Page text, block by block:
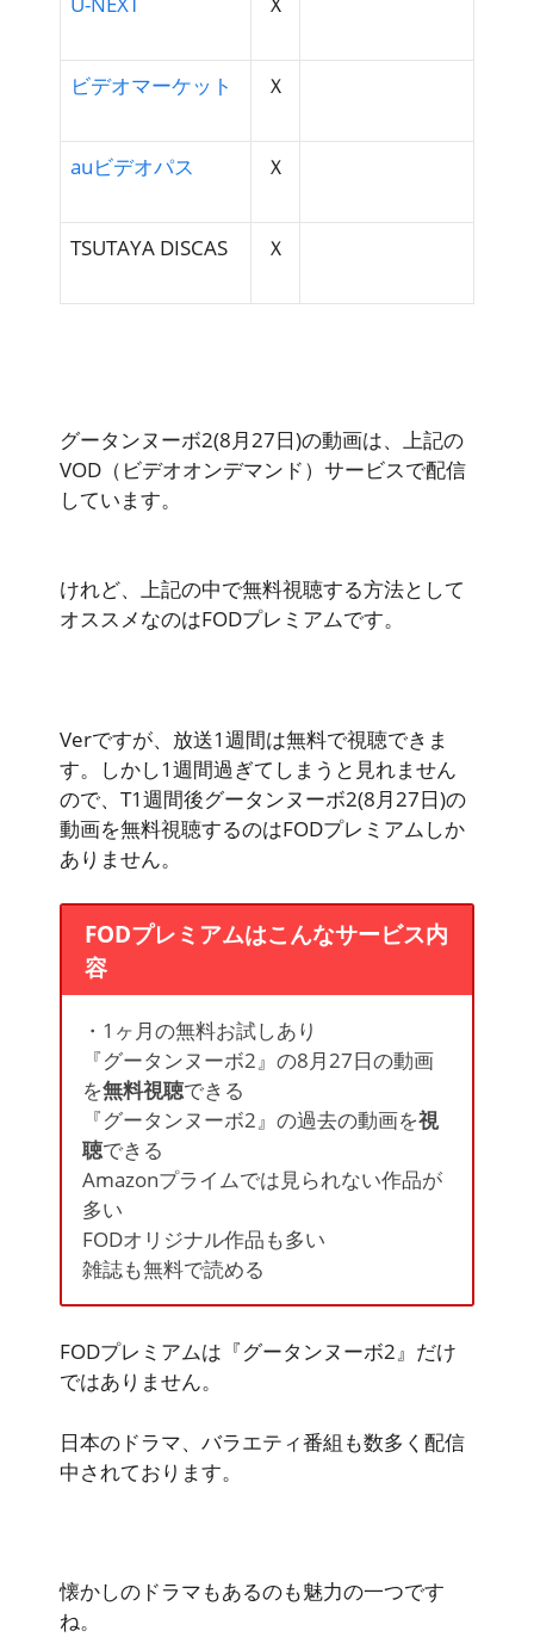
ビデオマーケット Ｘ
auビデオパス Ｘ
TSUTAYA DISCAS Ｘ
グータンヌーボ2(8月27日)の動画は、上記の
VOD（ビデオオンデマンド）サービスで配信
しています。
けれど、上記の中で無料視聴する方法として
オススメなのはFODプレミアムです。
Verですが、放送1週間は無料で視聴できま
す。しかし1週間過ぎてしまうと見れません
ので、 T1週間後グータンヌーボ2(8月27日)の
動画を無料視聴するのはFODプレミアムしか
ありません。
FODプレミアムはこんなサービス内
容
・1ヶ月の無料お試しあり
『グータンヌーボ2』の8月27日の動画
を無料視聴できる
『グータンヌーボ2』の過去の動画を視
聴できる
Amazonプライムでは見られない作品が
多い
FODオリジナル作品も多い
雑誌も無料で読める
FODプレミアムは 『グータンヌーボ2』 だけ
ではありません。
日本のドラマ、バラエティ番組も数多く配信
中されております。
懐かしのドラマもあるのも魅力の一つです
ね。